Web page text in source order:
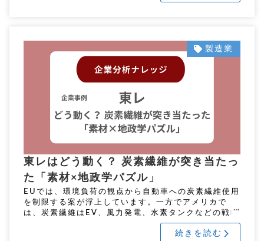
製造業
東レはどう動く？ 炭素繊維が突き当たっ
た「素材×地政学パズル」
EUでは、環境負荷の観点から自動車への炭素繊維使用
を制限する案が浮上しています。一方でアメリカで
は、炭素繊維はEV、風力発電、水素タンクなどの戦略
分野で奨励対象。しかも、現地生産すれば補助金・税
続きを読む